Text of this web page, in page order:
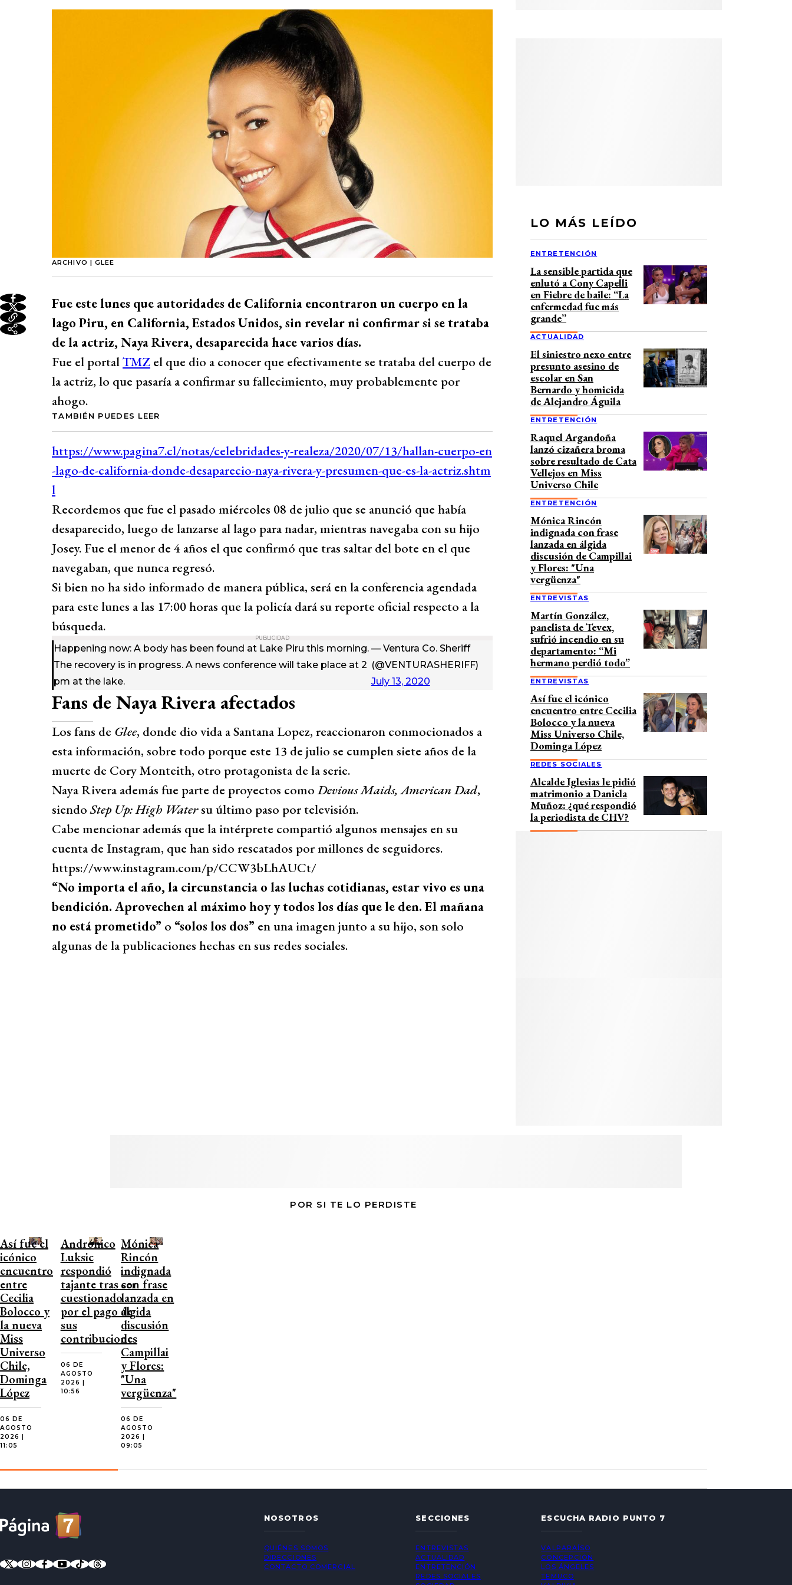
ARCHIVO | GLEE
Fue este lunes que autoridades de California encontraron un cuerpo en la
lago Piru, en California, Estados Unidos, sin revelar ni confirmar si se trataba
de la actriz, Naya Rivera, desaparecida hace varios días.
Fue el portalTMZ el que dio a conocer que efectivamente se trataba del cuerpo de
la actriz, lo que pasaría a confirmar su fallecimiento, muy probablemente por
ahogo.
TAMBIÉN PUEDES LEER
Recordemos que fue el pasado miércoles 08 de julio que se anunció que había
desaparecido, luego de lanzarse al lago para nadar, mientras navegaba con su hijo
Josey. Fue el menor de 4 años el que confirmó que tras saltar del bote en el que
navegaban, que nunca regresó.
Si bien no ha sido informado de manera pública, será en la conferencia agendada
para este lunes a las 17:00 horas que la policía dará su reporte oficial respecto a la
búsqueda.
PUBLICIDAD
Happening now: A body has been found at Lake Piru this morning.
The recovery is in progress. A news conference will take place at 2
pm at the lake.
— Ventura Co. Sheriff
(@VENTURASHERIFF)
July 13, 2020
Fans de Naya Rivera afectados
Los fans de Glee, donde dio vida a Santana Lopez, reaccionaron conmocionados a
esta información, sobre todo porque este 13 de julio se cumplen siete años de la
muerte de Cory Monteith, otro protagonista de la serie.
Naya Rivera además fue parte de proyectos comoDevious Maids, American Dad,
siendoStep Up: High Watersu último paso por televisión.
Cabe mencionar además que la intérprete compartió algunos mensajes en su
cuenta de Instagram, que han sido rescatados por millones de seguidores.
https://www.instagram.com/p/CCW3bLhAUCt/
“No importa el año, la circunstancia o las luchas cotidianas, estar vivo es una
bendición. Aprovechen al máximo hoy y todos los días que le den. El mañana
no está prometido” o “solos los dos” en una imagen junto a su hijo, son solo
algunas de la publicaciones hechas en sus redes sociales.
LO MÁS LEÍDO
ENTRETENCIÓN
La sensible partida que
enlutó a Cony Capelli
en Fiebre de baile: “La
enfermedad fue más
grande”
ACTUALIDAD
El siniestro nexo entre
presunto asesino de
escolar en San
Bernardo y homicida
de Alejandro Águila
ENTRETENCIÓN
Raquel Argandoña
lanzó cizañera broma
sobre resultado de Cata
Vellejos en Miss
Universo Chile
ENTRETENCIÓN
Mónica Rincón
indignada con frase
lanzada en álgida
discusión de Campillai
y Flores: "Una
vergüenza"
ENTREVISTAS
Martín González,
panelista de Tevex,
sufrió incendio en su
departamento: “Mi
hermano perdió todo”
ENTREVISTAS
Así fue el icónico
encuentro entre Cecilia
Bolocco y la nueva
Miss Universo Chile,
Dominga López
REDES SOCIALES
Alcalde Iglesias le pidió
matrimonio a Daniela
Muñoz: ¿qué respondió
la periodista de CHV?
POR SI TE LO PERDISTE
Así fue el
icónico
encuentro
entre
Cecilia
Bolocco y
la nueva
Miss
Universo
Chile,
Dominga
López
06 DE
AGOSTO
2026 |
11:05
Andrónico
Luksic
respondió
tajante tras ser
cuestionado
por el pago de
sus
contribuciones
06 DE
AGOSTO
2026 |
10:56
Mónica
Rincón
indignada
con frase
lanzada en
álgida
discusión
de
Campillai
y Flores:
"Una
vergüenza"
06 DE
AGOSTO
2026 |
09:05
NOSOTROS
QUIÉNES SOMOS
DIRECCIONES
CONTACTO COMERCIAL
SECCIONES
ENTREVISTAS
ACTUALIDAD
ENTRETENCIÓN
REDES SOCIALES
ESCUCHA RADIO PUNTO 7
VALPARAÍSO
CONCEPCIÓN
LOS ÁNGELES
TEMUCO